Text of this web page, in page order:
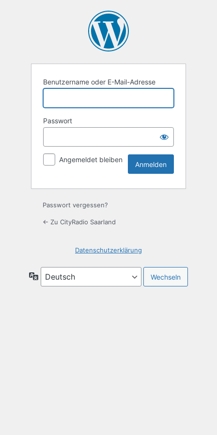
Benutzername oder E-Mail-Adresse
Passwort
Angemeldet bleiben
Passwort vergessen?
← Zu CityRadio Saarland
Datenschutzerklärung
Sprache